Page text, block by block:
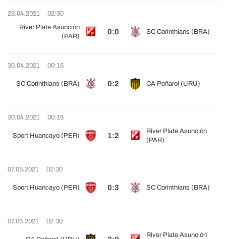
23.04.2021
02:30
River Plate Asunción
(PAR)
0:0 SC Corinthians (BRA)
30.04.2021 00:15
SC Corinthians (BRA) 0:2 CA Peñarol (URU)
30.04.2021 00:15
Sport Huancayo (PER) 1:2
River Plate Asunción
(PAR)
07.05.2021 02:30
Sport Huancayo (PER) 0:3 SC Corinthians (BRA)
07.05.2021 02:30
River Plate Asunción